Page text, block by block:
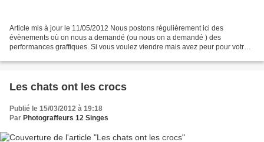
Article mis à jour le 11/05/2012 Nous postons régulièrement ici des
évènements où on nous a demandé (ou nous on a demandé ) des
performances graffiques. Si vous voulez viendre mais avez peur pour votre
Les chats ont les crocs
Publié le 15/03/2012 à 19:18
Par Photograffeurs 12 Singes